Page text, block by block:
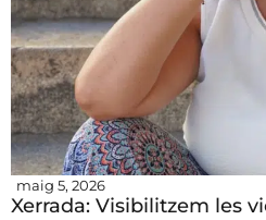
maig 5, 2026
Xerrada: Visibilitzem les